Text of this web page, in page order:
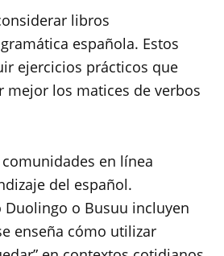
libros
española. Estos
ejercicios prácticos que
mejor los matices de verbos
en línea
del español.
o Busuu incluyen
enseña cómo utilizar